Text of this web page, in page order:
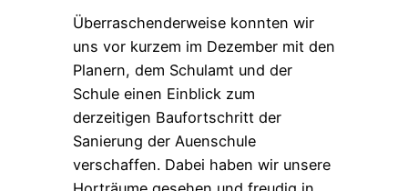
Überraschenderweise konnten wir
uns vor kurzem im Dezember mit den
Planern, dem Schulamt und der
Schule einen Einblick zum
derzeitigen Baufortschritt der
Sanierung der Auenschule
verschaffen. Dabei haben wir unsere